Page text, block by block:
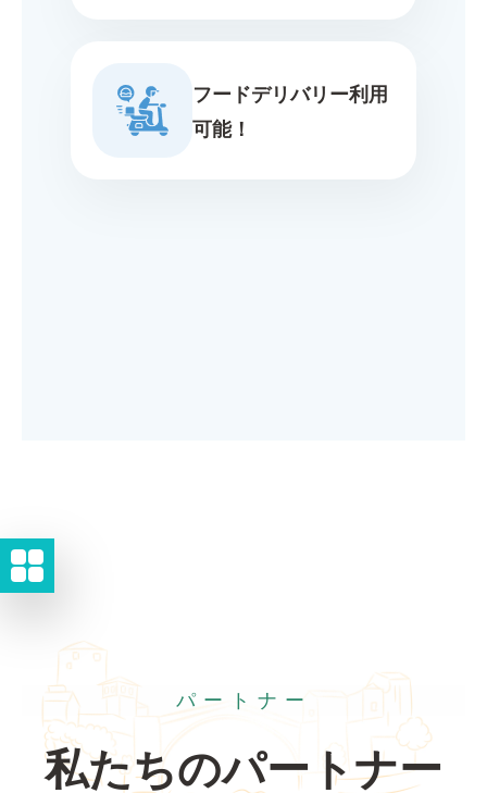
フードデリバリー利用
可能！
パートナー
私たちのパートナー